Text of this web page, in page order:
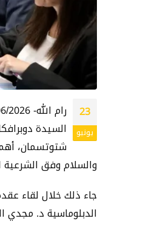
23
يونيو
السيدة
شتوتسمان،
والسلام وفق الشرعية
جاء ذلك خلال لقاء
الدبلوماسية د. مجدي